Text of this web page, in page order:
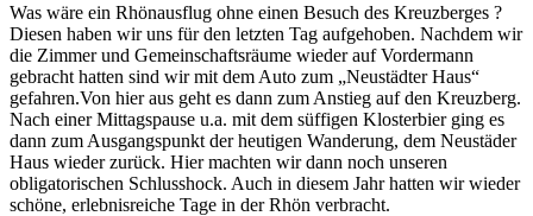
Was wäre ein Rhönausflug ohne einen Besuch des Kreuzberges ?
Diesen haben wir uns für den letzten Tag aufgehoben. Nachdem wir
die Zimmer und Gemeinschaftsräume wieder auf Vordermann
gebracht hatten sind wir mit dem Auto zum „Neustädter Haus“
gefahren.Von hier aus geht es dann zum Anstieg auf den Kreuzberg.
Nach einer Mittagspause u.a. mit dem süffigen Klosterbier ging es
dann zum Ausgangspunkt der heutigen Wanderung, dem Neustäder
Haus wieder zurück. Hier machten wir dann noch unseren
obligatorischen Schlusshock. Auch in diesem Jahr hatten wir wieder
schöne, erlebnisreiche Tage in der Rhön verbracht.